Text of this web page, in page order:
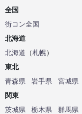
全国
街コン全国
北海道
北海道 （札幌）
東北
青森県
岩手県 宮城県
関東
茨城県
栃木県 群馬県